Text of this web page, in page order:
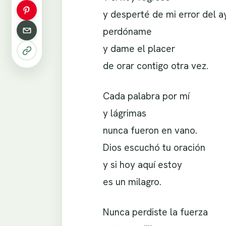
y desperté de mi error del
perdóname
y dame el placer
de orar contigo otra vez.
Cada palabra por mí
y lágrimas
nunca fueron en vano.
Dios escuchó tu oración
y si hoy aquí estoy
es un milagro.
Nunca perdiste la fuerza